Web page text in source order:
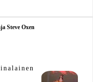
Steve Oxen